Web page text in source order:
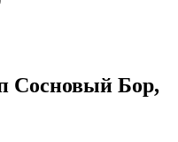
Сосновый Бор,